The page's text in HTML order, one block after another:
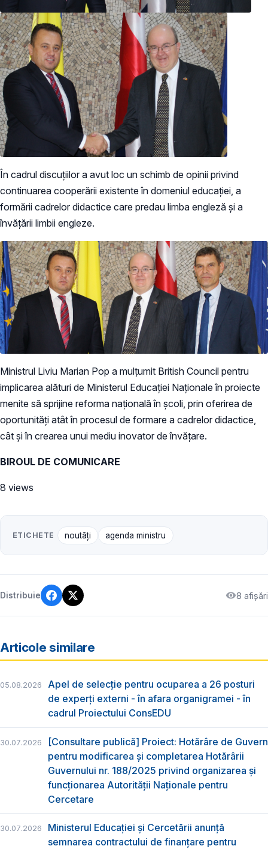
În cadrul discuțiilor a avut loc un schimb de opinii privind
continuarea cooperării existente în domeniul educației, a
formării cadrelor didactice care predau limba engleză și a
învățării limbii engleze.
Ministrul Liviu Marian Pop a mulțumit British Council pentru
implicarea alături de Ministerul Educației Naționale în proiecte
menite să sprijine reforma națională în școli, prin oferirea de
oportunități atât în procesul de formare a cadrelor didactice,
cât și în crearea unui mediu inovator de învățare.
BIROUL DE COMUNICARE
8 views
ETICHETE noutăți agenda ministru
Distribuie 8 afișări
Articole similare
05.08.2026
Apel de selecție pentru ocuparea a 26 posturi
de experți externi - în afara organigramei - în
cadrul Proiectului ConsEDU
30.07.2026
[Consultare publică] Proiect: Hotărâre de Guvern
pentru modificarea și completarea Hotărârii
Guvernului nr. 188/2025 privind organizarea şi
funcţionarea Autorităţii Naţionale pentru
Cercetare
30.07.2026
Ministerul Educației și Cercetării anunță
semnarea contractului de finanțare pentru